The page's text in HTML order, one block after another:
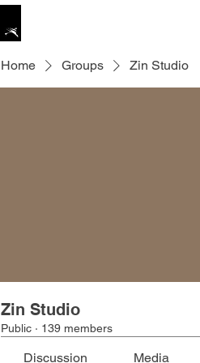
Home Groups Zin Studio
Zin Studio
Public · 139 members
Discussion Media